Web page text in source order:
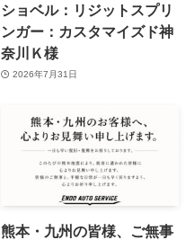
ショベル：リジットスプリ
ンガー：カスタマイズド神
奈川Ｋ様
2026年7月31日
熊本・九州の皆様、ご無事